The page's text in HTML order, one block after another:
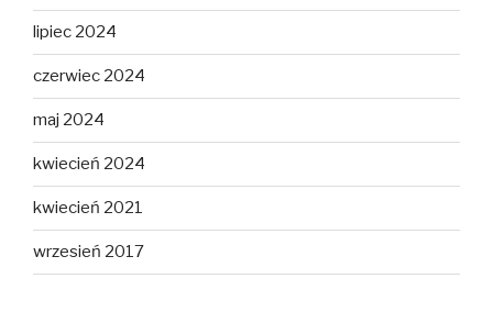
lipiec 2024
czerwiec 2024
maj 2024
kwiecień 2024
kwiecień 2021
wrzesień 2017